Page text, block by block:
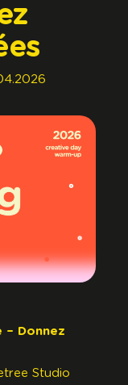
– Donnez
Studio